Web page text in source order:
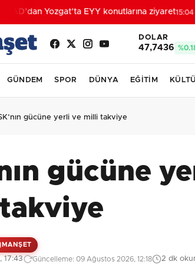
Yozgat’ta EYY konutlarına ziyaret15:04
DOLAR
47,7436
GÜNDEM SPOR DÜNYA EĞİTİM
gücüne yerli ve milli takviye
gücüne
MANŞET
17:43 Güncelleme: 09 Ağustos 2026, 12:18 2 dk